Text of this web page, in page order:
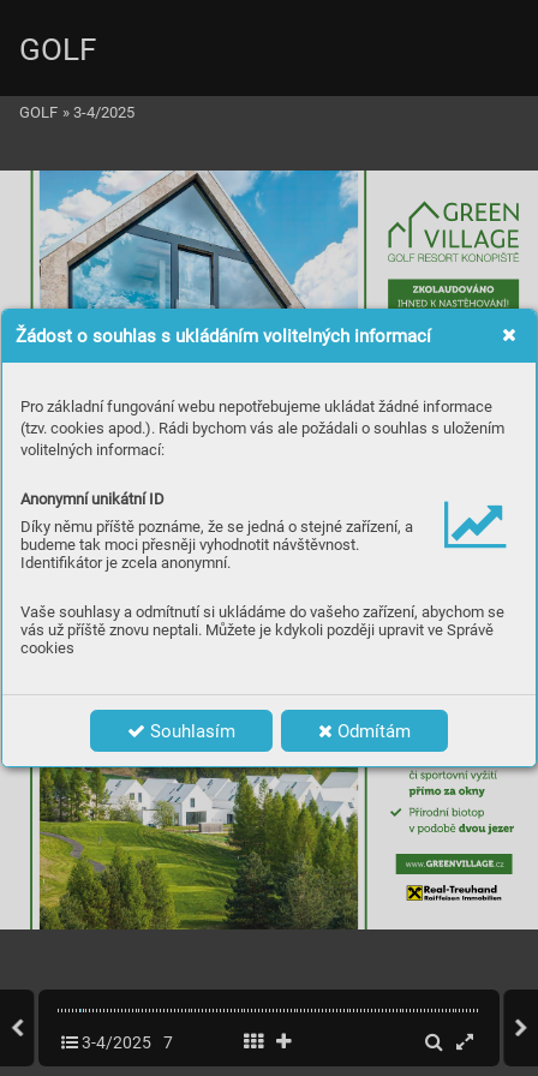
Žádost o souhlas s ukládáním volitelných informací
Pro základní fungování webu nepotřebujeme ukládat žádné informace
(tzv. cookies apod.). Rádi bychom vás ale požádali o souhlas s uložením
volitelných informací:
Anonymní unikátní ID
Díky němu příště poznáme, že se jedná o stejné zařízení, a
budeme tak moci přesněji vyhodnotit návštěvnost.
Identifikátor je zcela anonymní.
Vaše souhlasy a odmítnutí si ukládáme do vašeho zařízení, abychom se
vás už příště znovu neptali. Můžete je kdykoli později upravit ve Správě
cookies
Souhlasím Odmítám
GOLF
GOLF » 3-4/2025
3-4/2025 7